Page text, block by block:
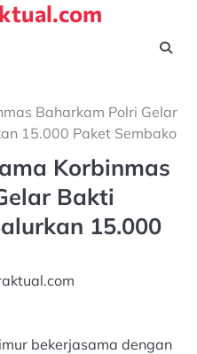
Baharkam Polri Gelar
15.000 Paket Sembako
Korbinmas
Bakti
15.000
bekerjasama dengan